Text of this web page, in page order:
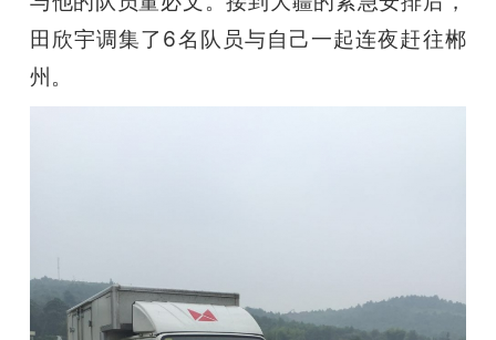
田欣宇调集了6名队员与自己一起连夜赶往郴
州。